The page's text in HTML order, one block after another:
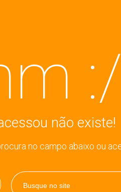
:/
não existe!
no campo abaixo ou